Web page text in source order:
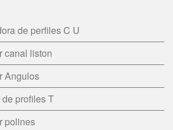
de perfiles C U
canal liston
Angulos
profiles T
polines